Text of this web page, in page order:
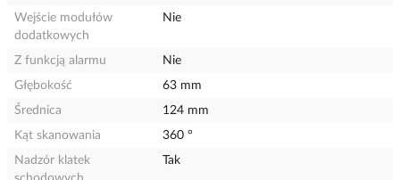
Wejście modułów
dodatkowych
Nie
Z funkcją alarmu
Nie
Głębokość
63 mm
Średnica
124 mm
Kąt skanowania
360 °
Nadzór klatek
Tak